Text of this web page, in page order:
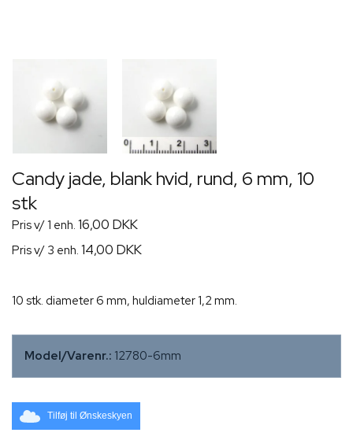
Candy jade, blank hvid, rund, 6 mm, 10
stk
Pris v/ 1 enh. 16,00 DKK
Pris v/ 3 enh. 14,00 DKK
10 stk. diameter 6 mm, huldiameter 1,2 mm.
Model/Varenr.: 12780-6mm
Tilføj til Ønskeskyen